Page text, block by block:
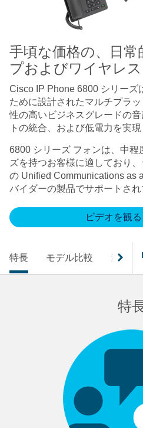
手頃な価格の、日常
プおよびワイヤレ
Cisco IP Phone 6800 シリーズ
ために設計されたマルチプラ
性の高いビジネスグレードの
トの統合、および低電力を実現
6800 シリーズ フォンは、中程
ズを持つお客様に適しており
の Unified Communications as
バイダーの製品でサポートされ
ビデオを観る
特長 モデル比較 注目製
特